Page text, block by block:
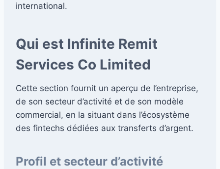
international.
Qui est Infinite Remit
Services Co Limited
Cette section fournit un aperçu de l’entreprise,
de son secteur d’activité et de son modèle
commercial, en la situant dans l’écosystème
des fintechs dédiées aux transferts d’argent.
Profil et secteur d’activité